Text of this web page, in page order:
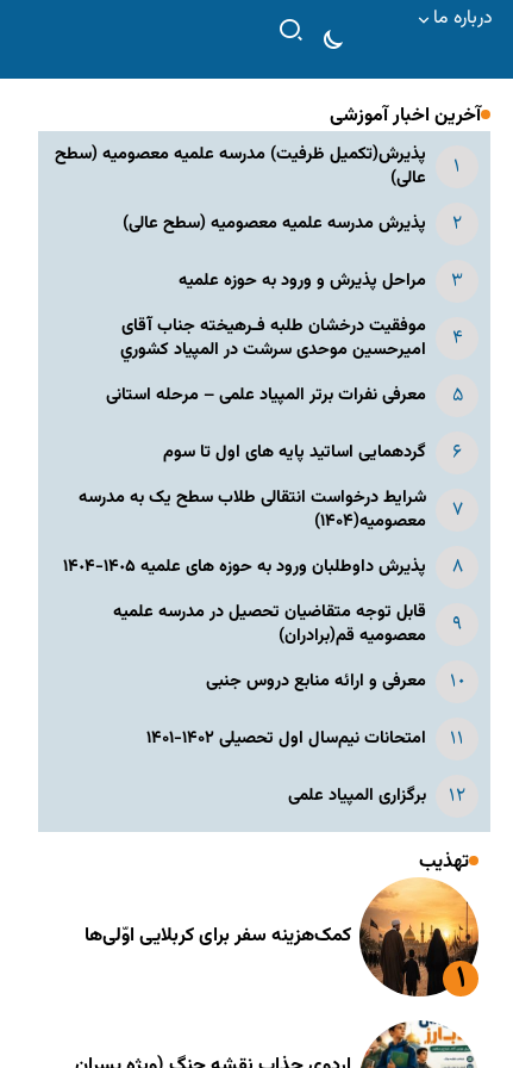
درباره ما
آخرین اخبار آموزشی
پذیرش(تکمیل ظرفیت) مدرسه علمیه معصومیه‌ (سطح
عالی)
پذیرش مدرسه علمیه معصومیه‌ (سطح عالی)
مراحل پذیرش و ورود به حوزه علمیه
موفقیت درخشان طلبه فـرهیخته جناب آقای
امیرحسین موحدی سرشت در المپياد كشوري
معرفی نفرات برتر المپیاد علمی – مرحله استانی
گردهمایی اساتید پایه های اول تا سوم
شرایط درخواست انتقالی طلاب سطح یک به مدرسه
معصومیه(۱۴۰۴)
پذیرش داوطلبان ورود به حوزه های علمیه ١۴٠۵-١۴٠۴
قابل توجه متقاضیان تحصیل در مدرسه علمیه
معصومیه قم(برادران)
معرفی و ارائه منابع دروس جنبی
امتحانات نیم‌سال اول تحصیلی ۱۴۰۲-۱۴۰۱
برگزاری المپیاد علمی
تهذیب
کمک‌هزینه سفر برای کربلایی اوّلی‌ها